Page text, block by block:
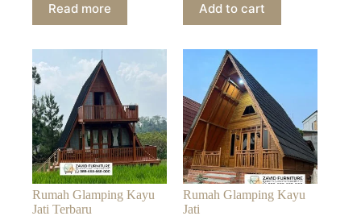
Read more Add to cart
Rumah Glamping Kayu
Jati Terbaru
Rumah Glamping Kayu
Jati